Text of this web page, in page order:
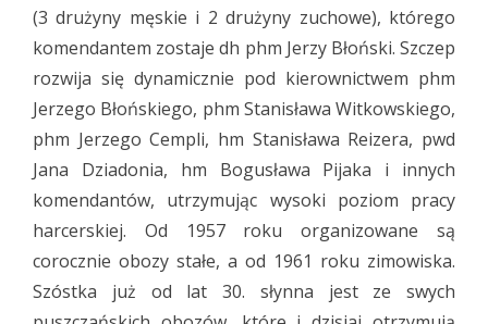
(3 drużyny męskie i 2 drużyny zuchowe), którego
komendantem zostaje dh phm Jerzy Błoński. Szczep
rozwija się dynamicznie pod kierownictwem phm
Jerzego Błońskiego, phm Stanisława Witkowskiego,
phm Jerzego Cempli, hm Stanisława Reizera, pwd
Jana Dziadonia, hm Bogusława Pijaka i innych
komendantów, utrzymując wysoki poziom pracy
harcerskiej. Od 1957 roku organizowane są
corocznie obozy stałe, a od 1961 roku zimowiska.
Szóstka już od lat 30. słynna jest ze swych